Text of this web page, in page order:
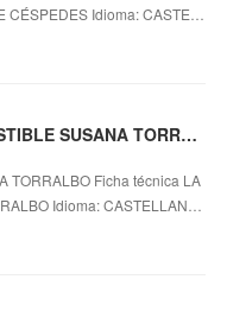
CÉSPEDES Idioma: CASTE…
Descargar LA ESTRATEGÍA IRRESISTIBLE SUSANA TORRALBO Gratis - EPUB, PDF y MOBI
TORRALBO Ficha técnica LA
Idioma: CASTELLAN…